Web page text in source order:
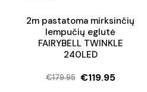
2m pastatoma mirksinčių
lempučių eglutė
FAIRYBELL TWINKLE
240LED
€179.95
Original
€119.95
Current